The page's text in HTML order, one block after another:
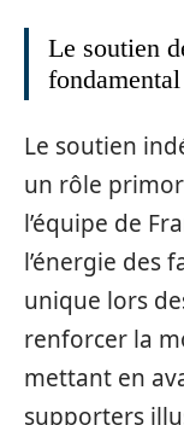
Le soutien
fondamental
Le soutien
un rôle
l’équipe de
l’énergie des
unique lors
renforcer la
mettant en
supporters